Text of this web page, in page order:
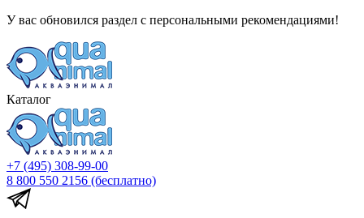
У вас обновился раздел с персональными рекомендациями!
Каталог
+7 (495) 308-99-00
8 800 550 2156 (бесплатно)